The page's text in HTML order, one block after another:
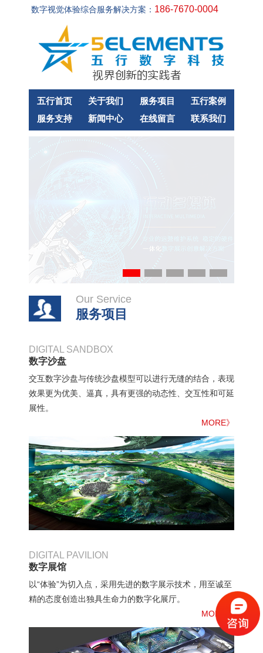
数字视觉体验综合服务解决方案： 186-7670-0004
五行首页 关于我们 服务项目
五行案例
服务支持
新闻中心 在线留言 联系我们
Our Service
服务项目
DIGITAL SANDBOX
数字沙盘
交互数字沙盘与传统沙盘模型可以进行无缝的结合，表现
效果更为优美、逼真，具有更强的动态性、交互性和可延
展性。
MORE》
DIGITAL PAVILION
数字展馆
以“体验”为切入点，采用先进的数字展示技术，用至诚至
精的态度创造出独具生命力的数字化展厅。
MORE》